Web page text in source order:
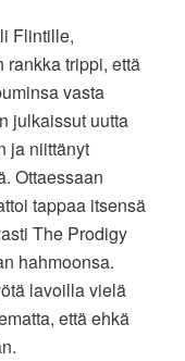
Flintille,
rankka trippi, että
vasta
julkaissut uutta
ja niittänyt
Ottaessaan
tappaa itsensä
The Prodigy
hahmoonsa.
lavoilla vielä
että ehkä